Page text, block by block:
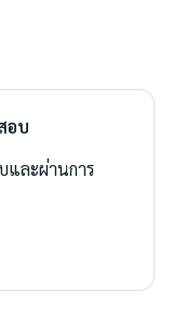
อบ
และผ่านการ